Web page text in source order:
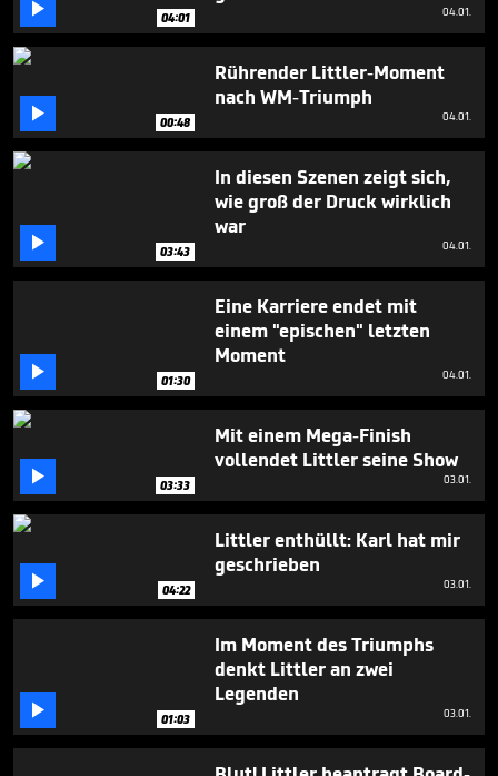
minute,
57
seconds
 04:01 04.01.
 00:48
Rührender Littler-Moment
nach WM-Triumph
04.01.
 03:43
In diesen Szenen zeigt sich,
wie groß der Druck wirklich
war
04.01.
 01:30
Eine Karriere endet mit
einem "epischen" letzten
Moment
04.01.
 03:33
Mit einem Mega-Finish
vollendet Littler seine Show
03.01.
 04:22
Littler enthüllt: Karl hat mir
geschrieben
03.01.
 01:03
Im Moment des Triumphs
denkt Littler an zwei
Legenden
03.01.